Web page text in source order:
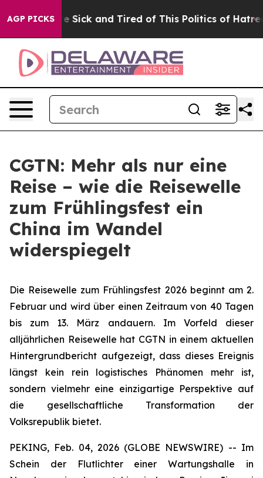
AGP PICKS
Are Sick and Tired of This Politics of Hatred”
CGTN: Mehr als nur eine
Reise – wie die Reisewelle
zum Frühlingsfest ein
China im Wandel
widerspiegelt
Die Reisewelle zum Frühlingsfest 2026 beginnt am 2.
Februar und wird über einen Zeitraum von 40 Tagen
bis zum 13. März andauern. Im Vorfeld dieser
alljährlichen Reisewelle hat CGTN in einem aktuellen
Hintergrundbericht aufgezeigt, dass dieses Ereignis
längst kein rein logistisches Phänomen mehr ist,
sondern vielmehr eine einzigartige Perspektive auf
die gesellschaftliche Transformation der
Volksrepublik bietet.
PEKING, Feb. 04, 2026 (GLOBE NEWSWIRE) -- Im
Schein der Flutlichter einer Wartungshalle in